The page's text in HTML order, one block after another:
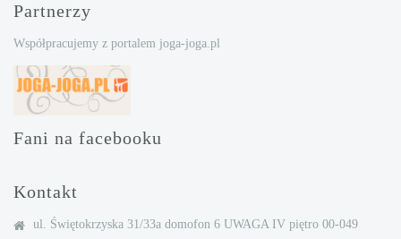
Partnerzy
Współpracujemy z portalem joga-joga.pl
Fani na facebooku
Kontakt
ul. Świętokrzyska 31/33a domofon 6 UWAGA IV piętro 00-049